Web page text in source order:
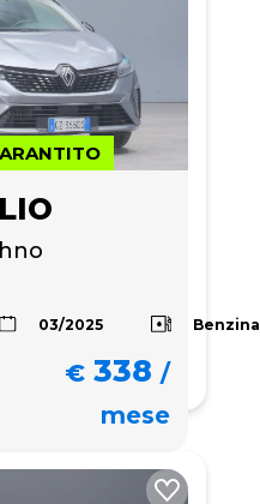
03/2025 Benzina
€ 338 /
mese